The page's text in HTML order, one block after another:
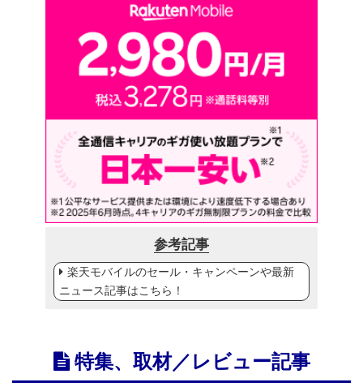
参考記事
楽天モバイルのセール・キャンペーンや最新
ニュース記事はこちら！
特集、取材／レビュー記事